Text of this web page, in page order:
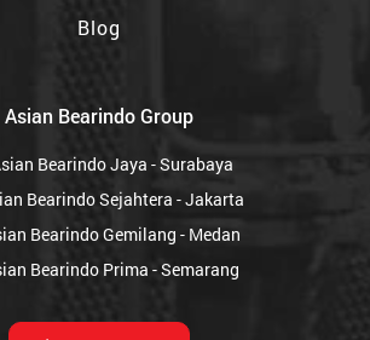
Blog
Asian Bearindo Group
Bearindo Jaya - Surabaya
Bearindo Sejahtera - Jakarta
Bearindo Gemilang - Medan
Bearindo Prima - Semarang